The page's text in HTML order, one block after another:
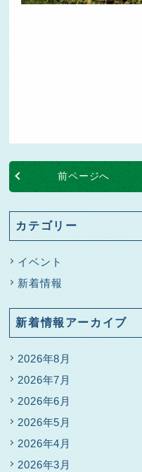
前ページへ
カテゴリー
イベント
新着情報
新着情報アーカイブ
2026年8月
2026年7月
2026年6月
2026年5月
2026年4月
2026年3月